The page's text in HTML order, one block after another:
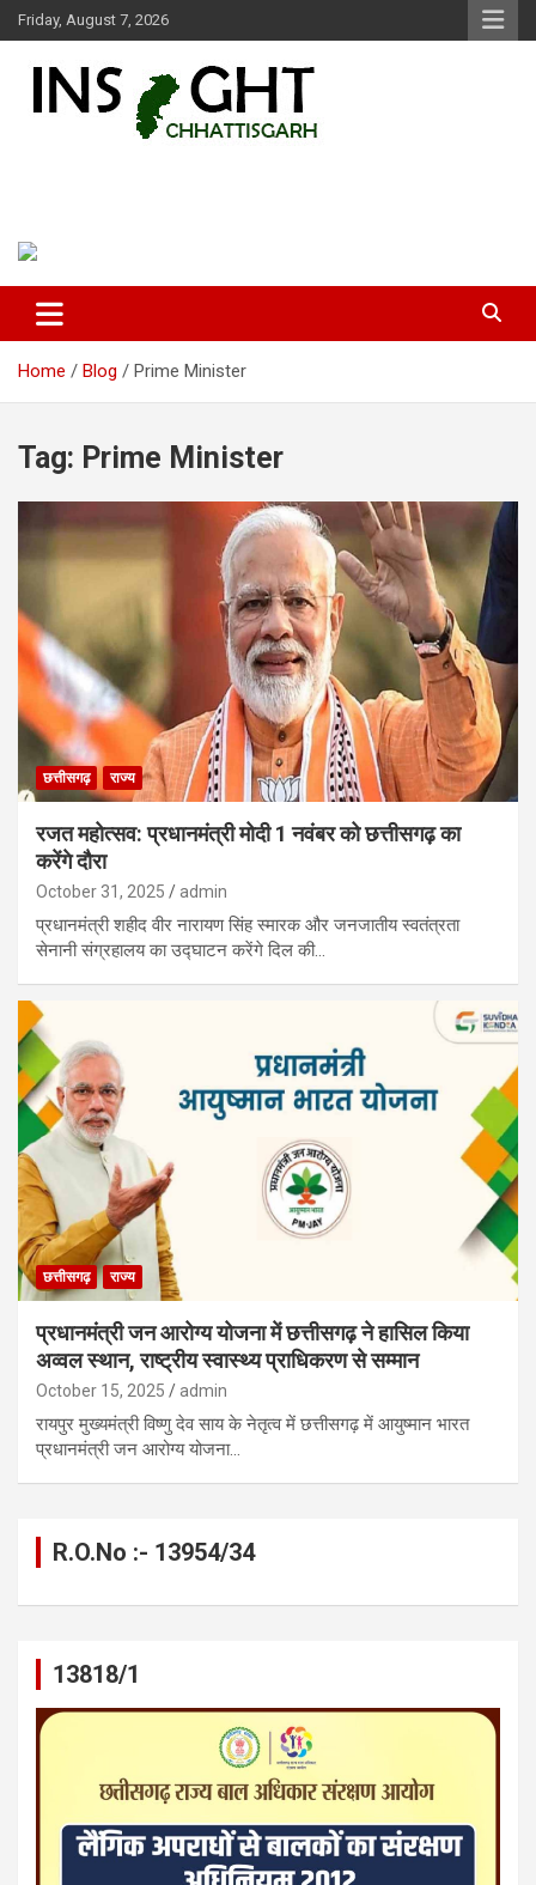
Skip
to
Friday, August 7, 2026
Home Blog Prime Minister
Tag: Prime Minister
छत्तीसगढ़ राज्य
रजत महोत्सव: प्रधानमंत्री मोदी 1 नवंबर को छत्तीसगढ़ का
करेंगे दौरा
October 31, 2025 admin
प्रधानमंत्री शहीद वीर नारायण सिंह स्मारक और जनजातीय स्वतंत्रता
सेनानी संग्रहालय का उद्घाटन करेंगे दिल की…
छत्तीसगढ़ राज्य
प्रधानमंत्री जन आरोग्य योजना में छत्तीसगढ़ ने हासिल किया
अव्वल स्थान, राष्ट्रीय स्वास्थ्य प्राधिकरण से सम्मान
October 15, 2025 admin
रायपुर मुख्यमंत्री विष्णु देव साय के नेतृत्व में छत्तीसगढ़ में आयुष्मान भारत
प्रधानमंत्री जन आरोग्य योजना…
R.O.No :- 13954/34
13818/1